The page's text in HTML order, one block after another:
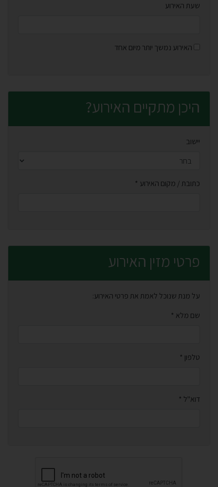
שעת האירוע
האירוע נמשך יותר מיום אחד
היכן מתקיים האירוע?
יישוב
כתובת / מקום האירוע *
פרטי מזין האירוע
על מנת שנוכל לאמת את פרטי האירוע:
שם מלא *
טלפון *
דוא"ל *